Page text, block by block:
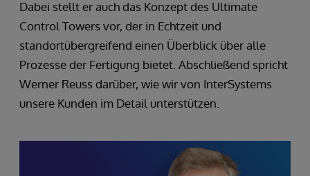
Dabei stellt er auch das Konzept des Ultimate
Control Towers vor, der in Echtzeit und
standortübergreifend einen Überblick über alle
Prozesse der Fertigung bietet. Abschließend spricht
Werner Reuss darüber, wie wir von InterSystems
unsere Kunden im Detail unterstützen.